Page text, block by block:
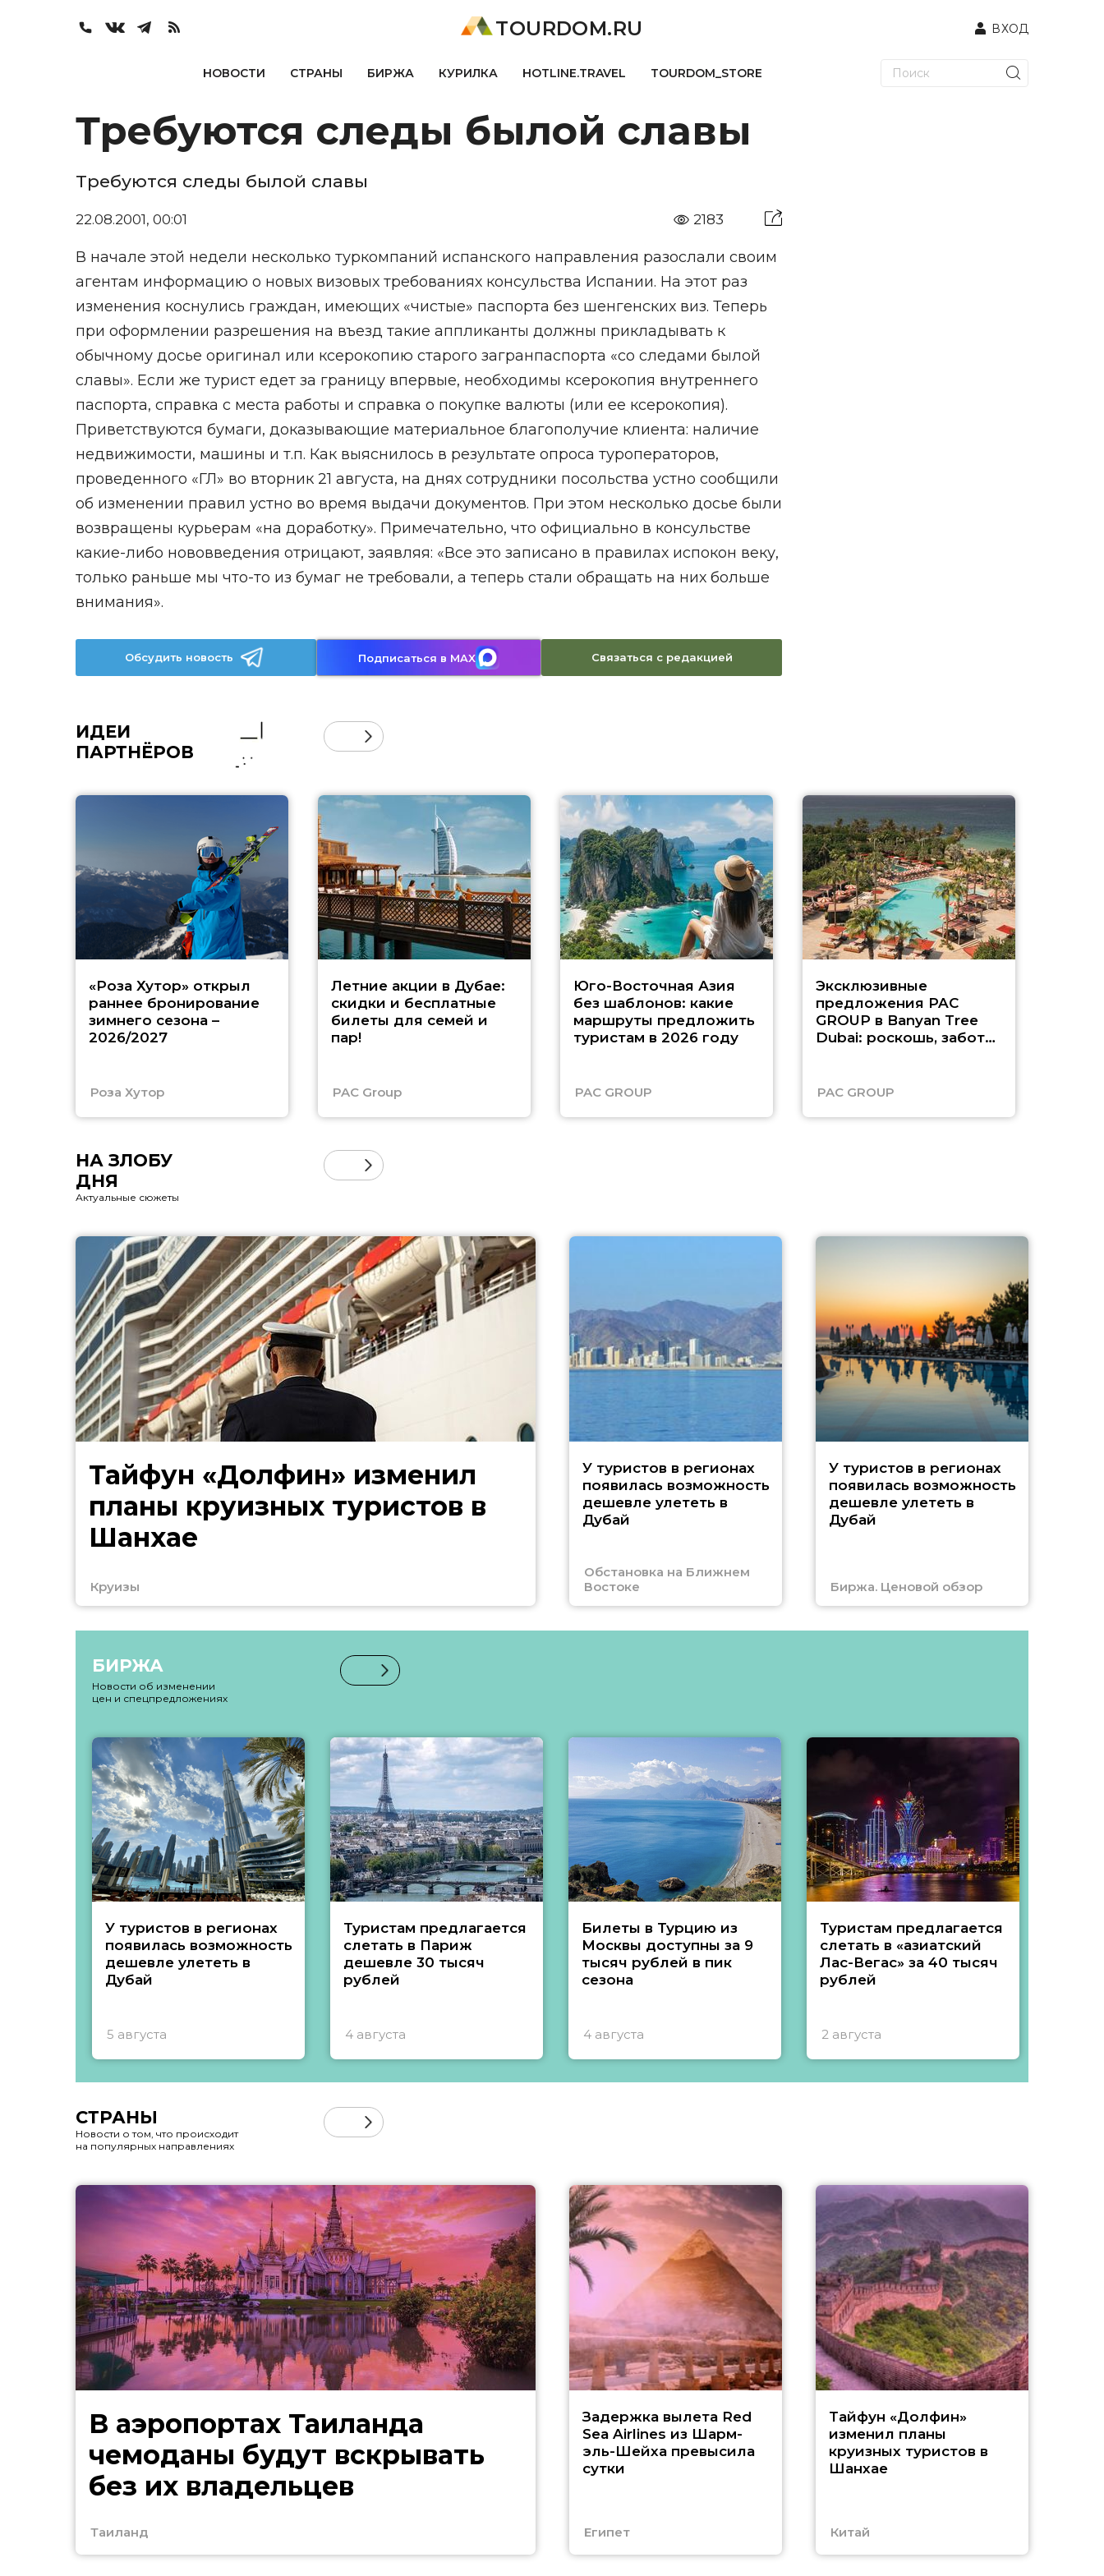
TOURDOM.RU ВХОД
НОВОСТИ СТРАНЫ БИРЖА КУРИЛКА HOTLINE.TRAVEL TOURDOM_STORE
Требуются следы былой славы
Требуются следы былой славы
22.08.2001, 00:01 2183
В начале этой недели несколько туркомпаний испанского направления разослали своим
агентам информацию о новых визовых требованиях консульства Испании. На этот раз
изменения коснулись граждан, имеющих «чистые» паспорта без шенгенских виз. Теперь
при оформлении разрешения на въезд такие аппликанты должны прикладывать к
обычному досье оригинал или ксерокопию старого загранпаспорта «со следами былой
славы». Если же турист едет за границу впервые, необходимы ксерокопия внутреннего
паспорта, справка с места работы и справка о покупке валюты (или ее ксерокопия).
Приветствуются бумаги, доказывающие материальное благополучие клиента: наличие
недвижимости, машины и т.п. Как выяснилось в результате опроса туроператоров,
проведенного «ГЛ» во вторник 21 августа, на днях сотрудники посольства устно сообщили
об изменении правил устно во время выдачи документов. При этом несколько досье были
возвращены курьерам «на доработку». Примечательно, что официально в консульстве
какие-либо нововведения отрицают, заявляя: «Все это записано в правилах испокон веку,
только раньше мы что-то из бумаг не требовали, а теперь стали обращать на них больше
внимания».
Обсудить новость Подписаться в MAX Связаться с редакцией
ИДЕИ
ПАРТНЁРОВ
«Роза Хутор» открыл
раннее бронирование
зимнего сезона –
2026/2027
Роза Хутор
Летние акции в Дубае:
скидки и бесплатные
билеты для семей и
пар!
PAC Group
Юго-Восточная Азия
без шаблонов: какие
маршруты предложить
туристам в 2026 году
PAC GROUP
Эксклюзивные
предложения PAC
GROUP в Banyan Tree
Dubai: роскошь, забота
PAC GROUP
НА ЗЛОБУ
ДНЯ
Актуальные сюжеты
Тайфун «Долфин» изменил
планы круизных туристов в
Шанхае
Круизы
У туристов в регионах
появилась возможность
дешевле улететь в
Дубай
Обстановка на Ближнем
Востоке
У туристов в регионах
появилась возможность
дешевле улететь в
Дубай
Биржа. Ценовой обзор
БИРЖА
Новости об изменении
цен и спецпредложениях
У туристов в регионах
появилась возможность
дешевле улететь в
Дубай
5 августа
Туристам предлагается
слетать в Париж
дешевле 30 тысяч
рублей
4 августа
Билеты в Турцию из
Москвы доступны за 9
тысяч рублей в пик
сезона
4 августа
Туристам предлагается
слетать в «азиатский
Лас-Вегас» за 40 тысяч
рублей
2 августа
СТРАНЫ
Новости о том, что происходит
на популярных направлениях
В аэропортах Таиланда
чемоданы будут вскрывать
без их владельцев
Таиланд
Задержка вылета Red
Sea Airlines из Шарм-
эль-Шейха превысила
сутки
Египет
Тайфун «Долфин»
изменил планы
круизных туристов в
Шанхае
Китай